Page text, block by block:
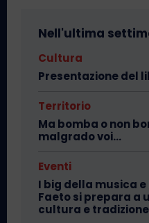
Nell'ultima
Cultura
Presentazione del
Territorio
Ma bomba o non
malgrado voi…
Eventi
I big della musica
Faeto si prepara a
cultura e tradizione